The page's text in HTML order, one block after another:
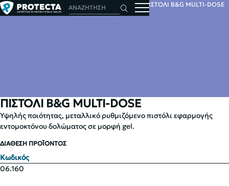
ΑΡΧΙΚΗ ΕΝΤΟΜΑ ΕΝΤΟΜΟΚΤΟΝΑ GEL ΠΙΣΤΟΛΙ B&G MULTI-DOSE
ΠΙΣΤΟΛΙ B&G MULTI-DOSE
Υψηλής ποιότητας, μεταλλικό ρυθμιζόμενο πιστόλι εφαρμογής
εντομοκτόνου δολώματος σε μορφή gel.
ΔΙΑΘΕΣΗ ΠΡΟΪΟΝΤΟΣ
Κωδικός
06.160